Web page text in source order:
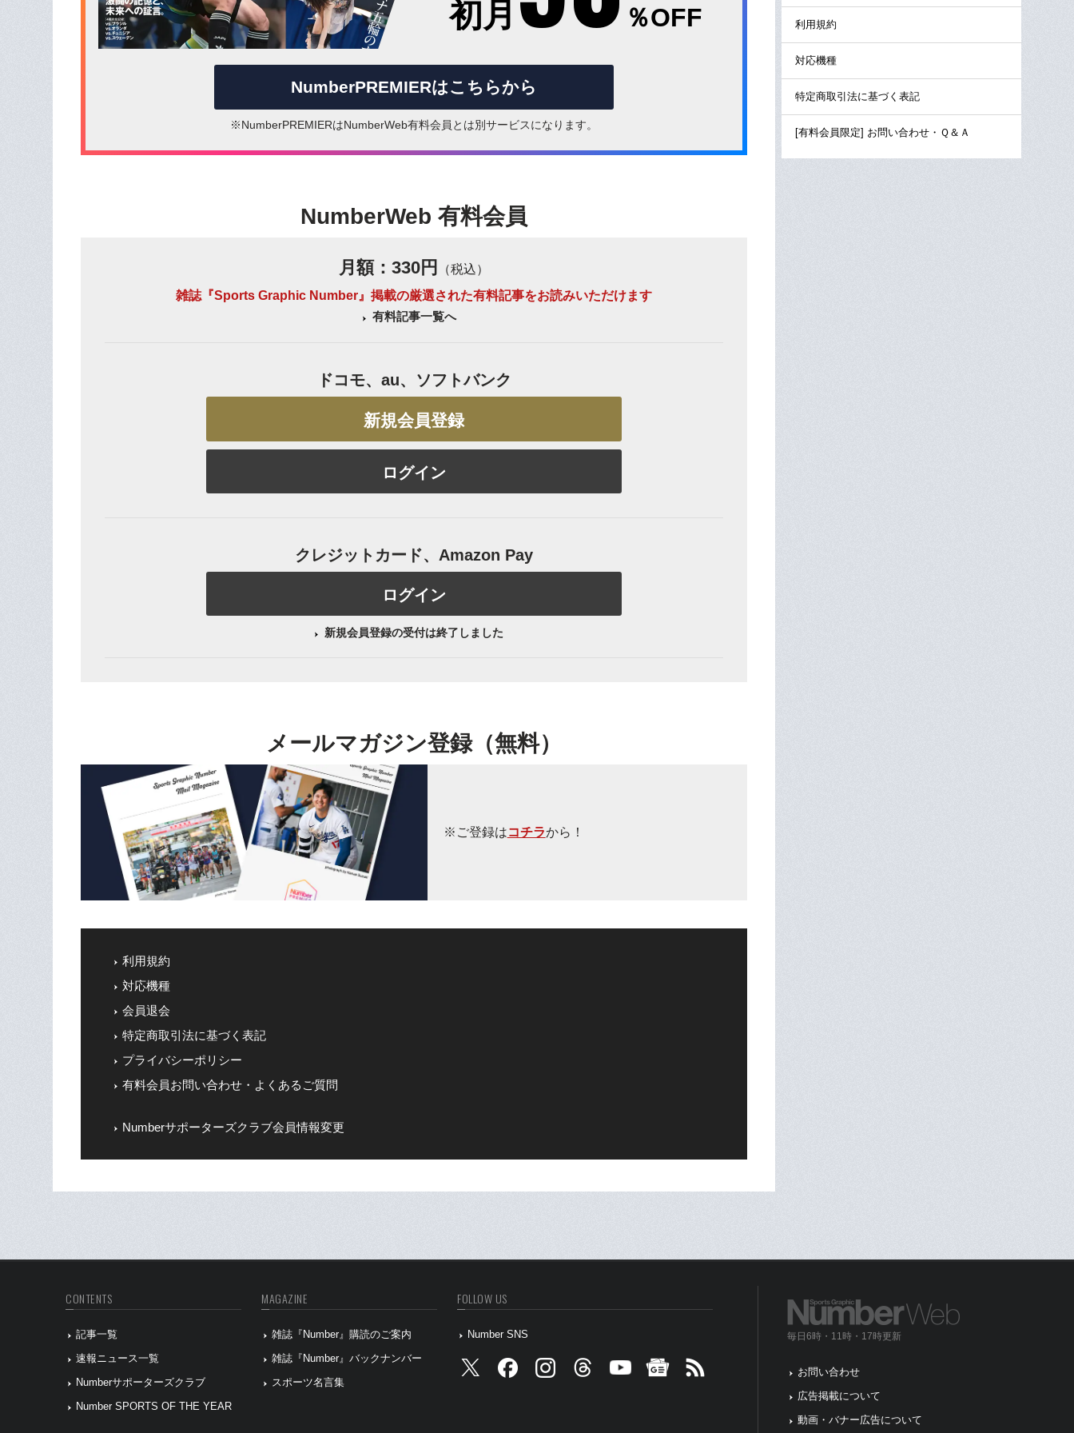
初月 ％OFF
NumberPREMIERはこちらから
※NumberPREMIERはNumberWeb有料会員とは別サービスになります。
NumberWeb 有料会員
月額：330円
（税込）
雑誌『Sports Graphic Number』掲載の厳選された有料記事をお読みいただけます
有料記事一覧へ
ドコモ、au、ソフトバンク
新規会員登録
ログイン
クレジットカード、Amazon Pay
ログイン
新規会員登録の受付は終了しました
メールマガジン登録（無料）
※ご登録はコチラから！
利用規約
対応機種
会員退会
特定商取引法に基づく表記
プライバシーポリシー
有料会員お問い合わせ・よくあるご質問
Numberサポーターズクラブ会員情報変更
利用規約
対応機種
特定商取引法に基づく表記
[有料会員限定] お問い合わせ・Ｑ＆Ａ
CONTENTS
記事一覧
速報ニュース一覧
Numberサポーターズクラブ
Number SPORTS OF THE YEAR
MAGAZINE
雑誌『Number』購読のご案内
雑誌『Number』バックナンバー
スポーツ名言集
FOLLOW US
Number SNS 毎日6時・11時・17時更新
お問い合わせ
広告掲載について
動画・バナー広告について